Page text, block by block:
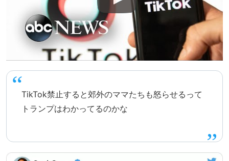
TikTok禁止すると郊外のママたちも怒らせるって
トランプはわかってるのかな